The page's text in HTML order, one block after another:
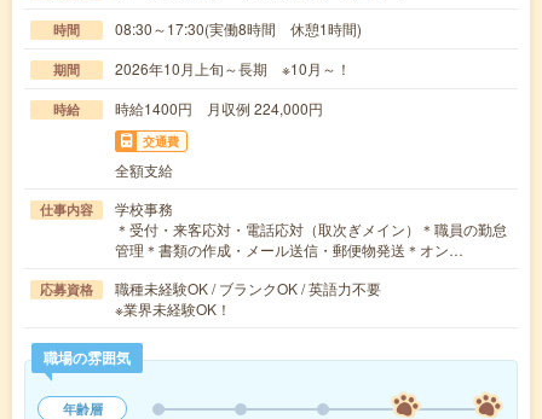
時間 08:30～17:30(実働8時間 休憩1時間)
期間 2026年10月上旬～長期 ※10月～！
時給 時給1400円 月収例 224,000円
交通費
全額支給
仕事内容
学校事務
＊受付・来客応対・電話応対（取次ぎメイン）＊職員の勤怠
管理＊書類の作成・メール送信・郵便物発送＊オン…
応募資格
職種未経験OK / ブランクOK / 英語力不要
※業界未経験OK！
職場の雰囲気
年齢層